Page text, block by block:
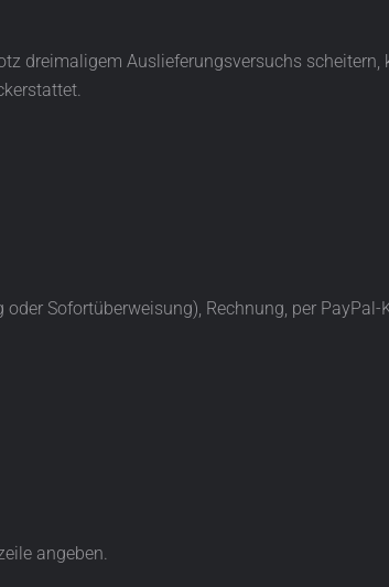
dreimaligem Auslieferungsversuchs
Sofortüberweisung), Rechnung, per
angeben.